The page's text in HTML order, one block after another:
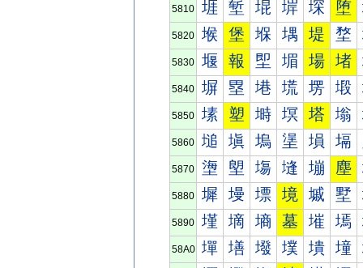
5810 堐 堑 堒 堓 堔 堕
5820 堠 堡 堢 堣 堤 堥
5830 堰 報 堲 堳 場 堵
5840 塀 塁 塂 塃 塄 塅
5850 塐 塑 塒 塓 塔 塕
5860 塠 塡 塢 塣 塤 塥
5870 塰 塱 塲 塳 塴 塵
5880 墀 墁 墂 境 墄 墅
5890 墐 墑 墒 墓 墔 墕
58A0 墠 墡 墢 墣 墤 墥